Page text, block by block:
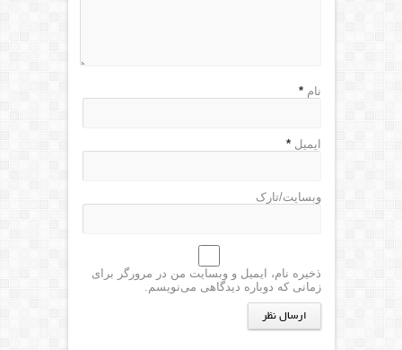
نام *
ایمیل *
وبسایت/تارک
ذخیره نام، ایمیل و وبسایت من در مرورگر برای
زمانی که دوباره دیدگاهی می‌نویسم.